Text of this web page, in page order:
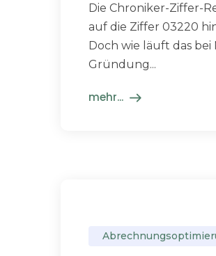
Die Chroniker-Ziffer-
auf die Ziffer 03220
Doch wie läuft das
Gründung...
mehr...